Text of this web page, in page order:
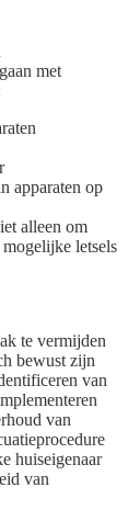
met
apparaten op
alleen om
letsels
te vermijden
bewust zijn
van
van
huiseigenaar
van